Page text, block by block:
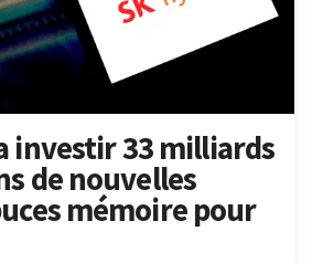
investir 33 milliards
de nouvelles
mémoire pour